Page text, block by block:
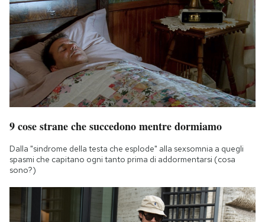
9 cose strane che succedono mentre dormiamo
Dalla "sindrome della testa che esplode" alla sexsomnia a quegli
spasmi che capitano ogni tanto prima di addormentarsi (cosa
sono?)